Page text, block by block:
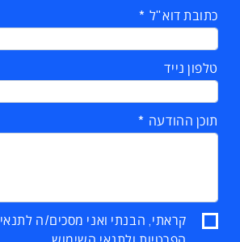
כתובת דוא"ל
טלפון נייד
תוכן ההודעה
קראתי, הבנתי ואני מסכים/ה לתנאי